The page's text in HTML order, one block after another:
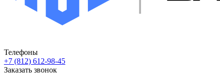
Телефоны
+7 (812) 612-98-45
Заказать звонок